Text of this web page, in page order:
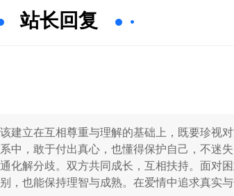
站长回复
建立在互相尊重与理解的基础上，既要珍视
中，敢于付出真心，也懂得保护自己，不迷失
化解分歧。双方共同成长，互相扶持。面对困
，也能保持理智与成熟。在爱情中追求真实与